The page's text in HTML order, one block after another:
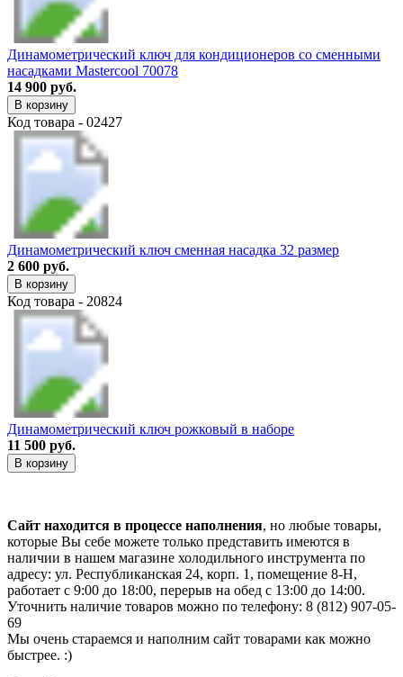
Динамометрический ключ для кондиционеров со сменными
насадками Mastercool 70078
14 900 руб.
В корзину
Код товара - 02427
Динамометрический ключ сменная насадка 32 размер
2 600 руб.
В корзину
Код товара - 20824
Динамометрический ключ рожковый в наборе
11 500 руб.
В корзину
Сайт находится в процессе наполнения, но любые товары,
которые Вы себе можете только представить имеются в
наличии в нашем магазине холодильного инструмента по
адресу: ул. Республиканская 24, корп. 1, помещение 8-Н,
работает с 9:00 до 18:00, перерыв на обед с 13:00 до 14:00.
Уточнить наличие товаров можно по телефону: 8 (812) 907-05-
69
Мы очень стараемся и наполним сайт товарами как можно
быстрее. :)